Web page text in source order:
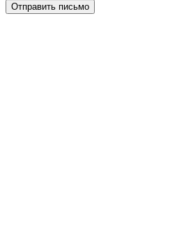
Отправить письмо